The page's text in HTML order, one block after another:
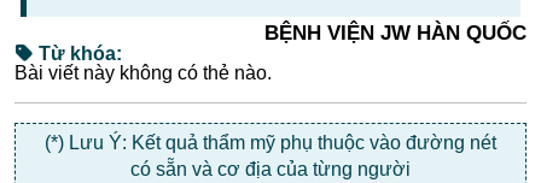
BỆNH VIỆN JW HÀN QUỐC
Từ khóa:
Bài viết này không có thẻ nào.
(*) Lưu Ý: Kết quả thẩm mỹ phụ thuộc vào đường nét
có sẵn và cơ địa của từng người